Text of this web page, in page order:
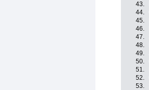
43.
44.
45.
46.
47.
48.
49.
50.
51.
52.
53.